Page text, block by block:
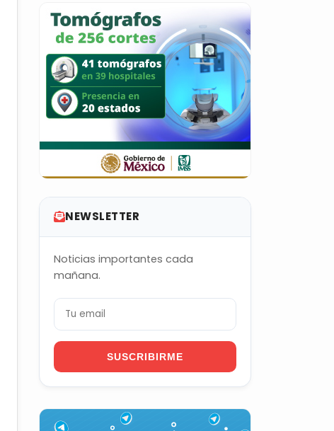
NEWSLETTER
Noticias importantes cada
mañana.
SUSCRIBIRME